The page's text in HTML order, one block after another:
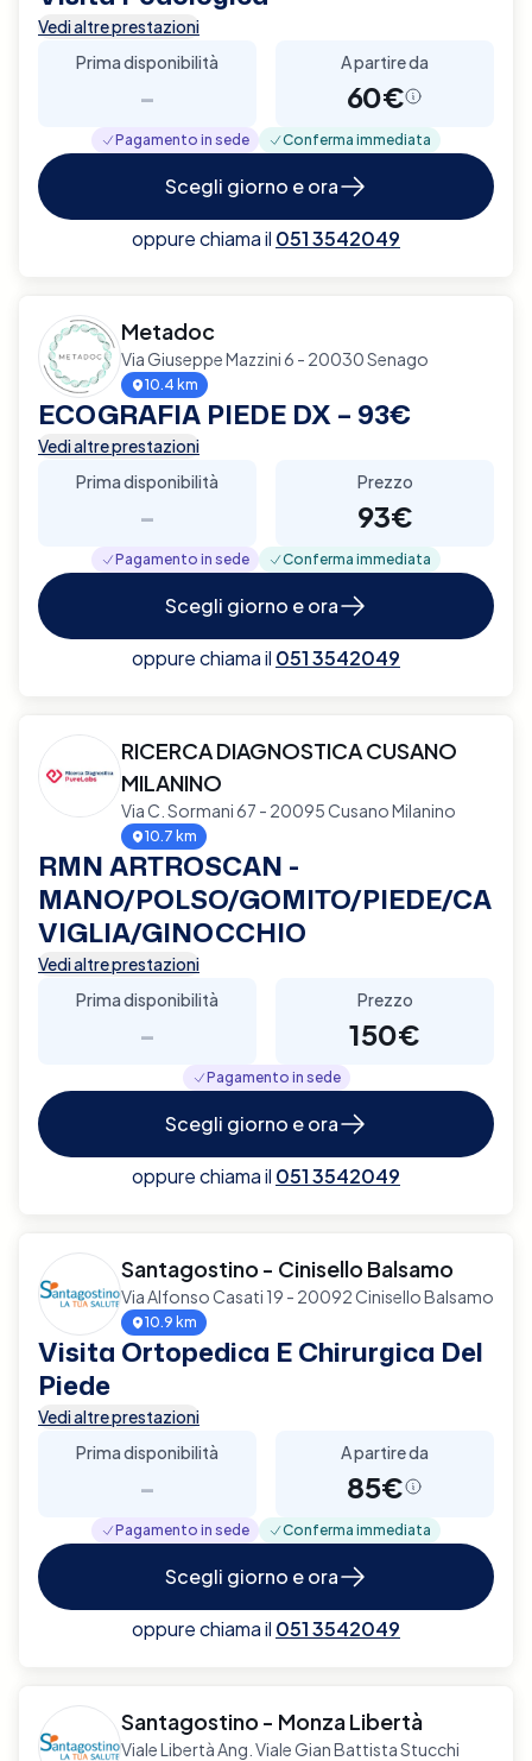
Vedi altre prestazioni
Prima disponibilità
-
A partire da
60€
Pagamento in sede Conferma immediata
Scegli giorno e ora
oppure chiama il 051 3542049
Metadoc
Via Giuseppe Mazzini 6 - 20030 Senago
10.4 km
ECOGRAFIA PIEDE DX – 93€
Vedi altre prestazioni
Prima disponibilità
-
Prezzo
93€
Pagamento in sede Conferma immediata
Scegli giorno e ora
oppure chiama il 051 3542049
RICERCA DIAGNOSTICA CUSANO
MILANINO
Via C. Sormani 67 - 20095 Cusano Milanino
10.7 km
RMN ARTROSCAN -
MANO/POLSO/GOMITO/PIEDE/CA
VIGLIA/GINOCCHIO
Vedi altre prestazioni
Prima disponibilità
-
Prezzo
150€
Pagamento in sede
Scegli giorno e ora
oppure chiama il 051 3542049
Santagostino - Cinisello Balsamo
Via Alfonso Casati 19 - 20092 Cinisello Balsamo
10.9 km
Visita Ortopedica E Chirurgica Del
Piede
Vedi altre prestazioni
Prima disponibilità
-
A partire da
85€
Pagamento in sede Conferma immediata
Scegli giorno e ora
oppure chiama il 051 3542049
Santagostino - Monza Libertà
Viale Libertà Ang. Viale Gian Battista Stucchi